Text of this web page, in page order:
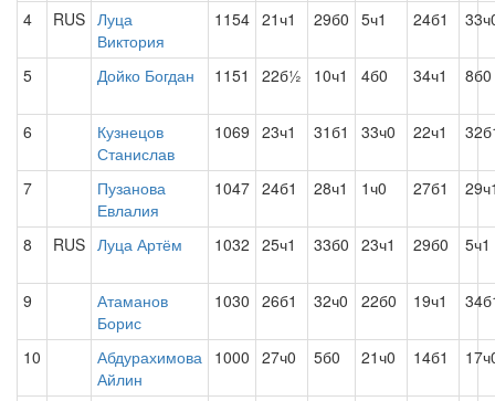
4 RUS Луца
Виктория
1154 21ч1 29б0 5ч1 24б1
5 Дойко Богдан 1151 22б½ 10ч1 4б0 34ч1 8б0
6
Кузнецов
Станислав
1069 23ч1 31б1 33ч0 22ч1
7
Пузанова
Евлалия
1047 24б1 28ч1 1ч0 27б1
8 RUS Луца Артём 1032 25ч1 33б0 23ч1 29б0 5ч1
9
Атаманов
Борис
1030 26б1 32ч0 22б0 19ч1
10
Абдурахимова
Айлин
1000 27ч0 5б0 21ч0 14б1